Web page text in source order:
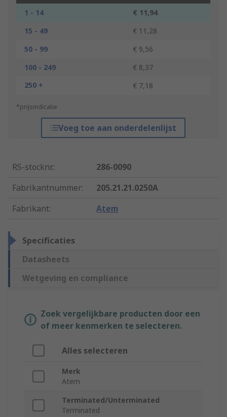
1 - 14
€ 11,94
15 - 49
€ 11,28
50 - 99
€ 9,56
100 - 249
€ 8,37
250 +
€ 7,18
*prijsindicatie
Voeg toe aan onderdelenlijst
RS-stocknr.:
286-0090
Fabrikantnummer:
205.21.21.0250A
Fabrikant: Atem
Specificaties
Datasheets
Wetgeving en compliance
Zoek vergelijkbare producten door een
of meer kenmerken te selecteren.
Alles selecteren
Merk
Atem
Terminated/Unterminated
Terminated